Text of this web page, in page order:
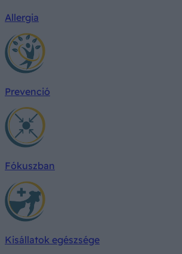
Allergia
Prevenció
Fókuszban
Kisállatok egészsége